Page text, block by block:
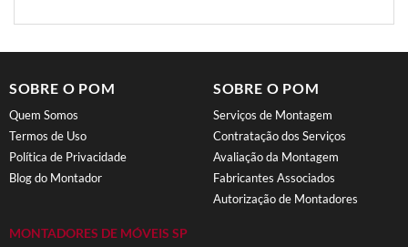
SOBRE O POM
Quem Somos
Termos de Uso
Política de Privacidade
Blog do Montador
MONTADORES DE MÓVEIS SP
SOBRE O POM
Serviços de Montagem
Contratação dos Serviços
Avaliação da Montagem
Fabricantes Associados
Autorização de Montadores